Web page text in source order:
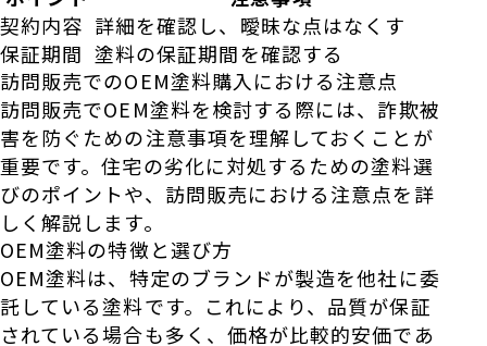
契約内容 詳細を確認し、曖昧な点はなくす
保証期間 塗料の保証期間を確認する
訪問販売でのOEM塗料購入における注意点
訪問販売でOEM塗料を検討する際には、詐欺被
害を防ぐための注意事項を理解しておくことが
重要です。住宅の劣化に対処するための塗料選
びのポイントや、訪問販売における注意点を詳
しく解説します。
OEM塗料の特徴と選び方
OEM塗料は、特定のブランドが製造を他社に委
託している塗料です。これにより、品質が保証
されている場合も多く、価格が比較的安価であ